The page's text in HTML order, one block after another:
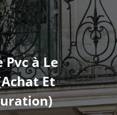
Pvc à Le
Et